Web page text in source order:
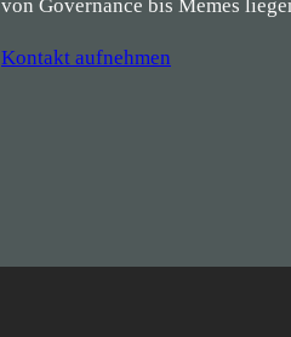
von Governance bis Memes
Kontakt aufnehmen